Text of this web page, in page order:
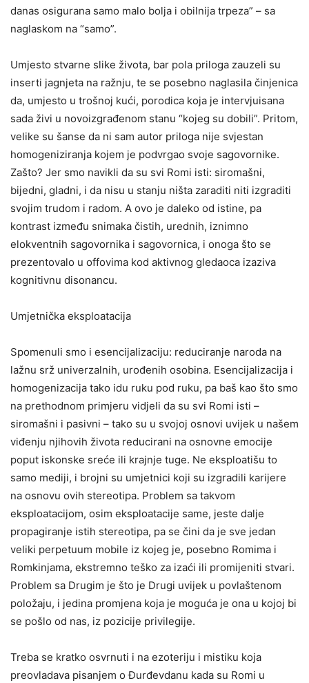
danas osigurana samo malo bolja i obilnija trpeza” – sa
naglaskom na “samo”.
Umjesto stvarne slike života, bar pola priloga zauzeli su
inserti jagnjeta na ražnju, te se posebno naglasila činjenica
da, umjesto u trošnoj kući, porodica koja je intervjuisana
sada živi u novoizgrađenom stanu “kojeg su dobili”. Pritom,
velike su šanse da ni sam autor priloga nije svjestan
homogeniziranja kojem je podvrgao svoje sagovornike.
Zašto? Jer smo navikli da su svi Romi isti: siromašni,
bijedni, gladni, i da nisu u stanju ništa zaraditi niti izgraditi
svojim trudom i radom. A ovo je daleko od istine, pa
kontrast između snimaka čistih, urednih, iznimno
elokventnih sagovornika i sagovornica, i onoga što se
prezentovalo u offovima kod aktivnog gledaoca izaziva
kognitivnu disonancu.
Umjetnička eksploatacija
Spomenuli smo i esencijalizaciju: reduciranje naroda na
lažnu srž univerzalnih, urođenih osobina. Esencijalizacija i
homogenizacija tako idu ruku pod ruku, pa baš kao što smo
na prethodnom primjeru vidjeli da su svi Romi isti –
siromašni i pasivni – tako su u svojoj osnovi uvijek u našem
viđenju njihovih života reducirani na osnovne emocije
poput iskonske sreće ili krajnje tuge. Ne eksploatišu to
samo mediji, i brojni su umjetnici koji su izgradili karijere
na osnovu ovih stereotipa. Problem sa takvom
eksploatacijom, osim eksploatacije same, jeste dalje
propagiranje istih stereotipa, pa se čini da je sve jedan
veliki perpetuum mobile iz kojeg je, posebno Romima i
Romkinjama, ekstremno teško za izaći ili promijeniti stvari.
Problem sa Drugim je što je Drugi uvijek u povlaštenom
položaju, i jedina promjena koja je moguća je ona u kojoj bi
se pošlo od nas, iz pozicije privilegije.
Treba se kratko osvrnuti i na ezoteriju i mistiku koja
preovladava pisanjem o Đurđevdanu kada su Romi u